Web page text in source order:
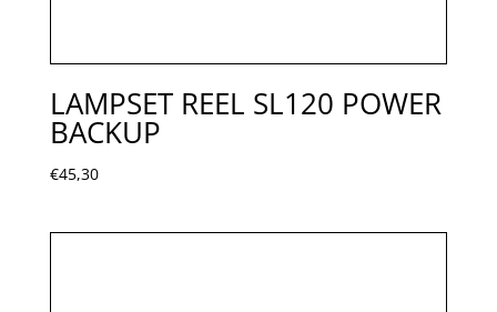
LAMPSET REEL SL120 POWER
BACKUP
€45,30